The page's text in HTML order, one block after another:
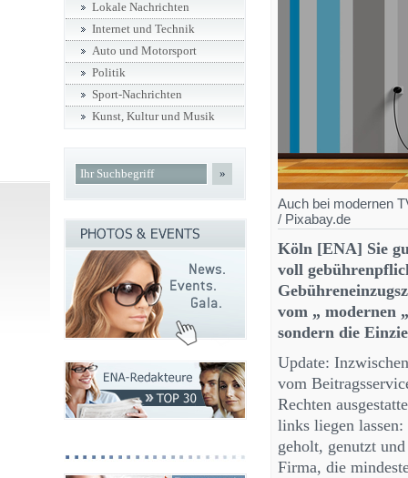
Auch bei modernen
/ Pixabay.de
Köln [ENA] Sie
voll
vom „ modernen
sondern die
Update:
vom
Rechten
links liegen
geholt, genutzt
Firma, die
Lokale Nachrichten
Internet und Technik
Auto und Motorsport
Politik
Sport-Nachrichten
Kunst, Kultur und Musik
»